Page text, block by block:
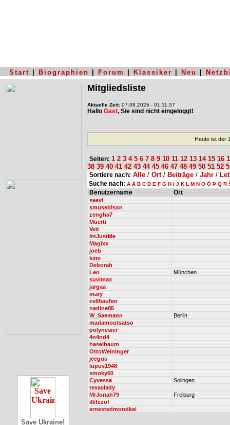
Start Biographien Forum Klassiker Neu
Save Ukraine!
Mitgliedsliste
Aktuelle Zeit: 07.08.2026 - 01:11:37
Hallo Gast, Sie sind nicht eingeloggt!
Heute ist der
Seiten: 1 2 3 4 5 6 7 8 9 10 11 12 13 14 15 16
38 39 40 41 42 43 44 45 46 47 48 49 50 51 52
Sortiere nach: Alle / Ort/ Beiträge / Jahr /
Suche nach: A Ä B C D E F G H I J K L M N O Ö P Q R
Benutzername Ort
seevi
smusebison
zengha7
Muerti
Veit
ItsJustMe
Magixx
joeb
kimi
Deborah
Leo
München
suvimax
jargaa
mary
zellhaufen
nadine85
W_Saemann
Berlin
mariamoutsatso
polynesier
4n4nd4
haselbaum
OttoWeininger
jeeguu
lupus1948
smoky60
Cyvessa
Solingen
texaslady
MrJonah79
Freiburg
illifezof
ernestedmondkei